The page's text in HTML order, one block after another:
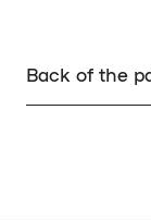
Back of the